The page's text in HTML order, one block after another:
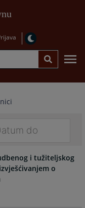
i tužiteljskog
o